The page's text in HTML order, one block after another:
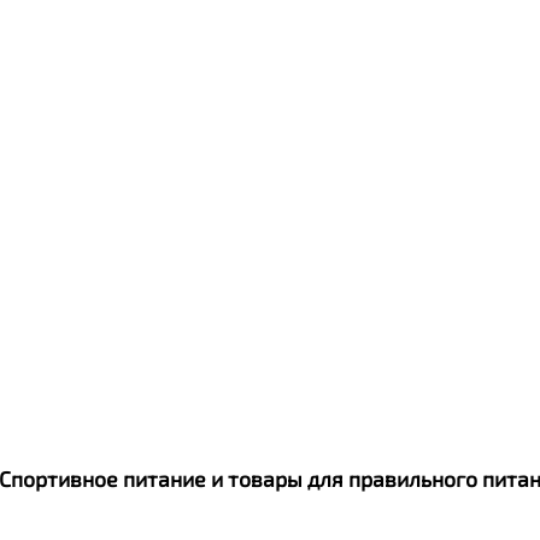
питание и товары для правильного